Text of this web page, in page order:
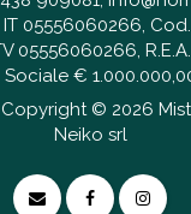
IT 05556060266,
05556060266,
Sociale €
© 2026
Neiko srl